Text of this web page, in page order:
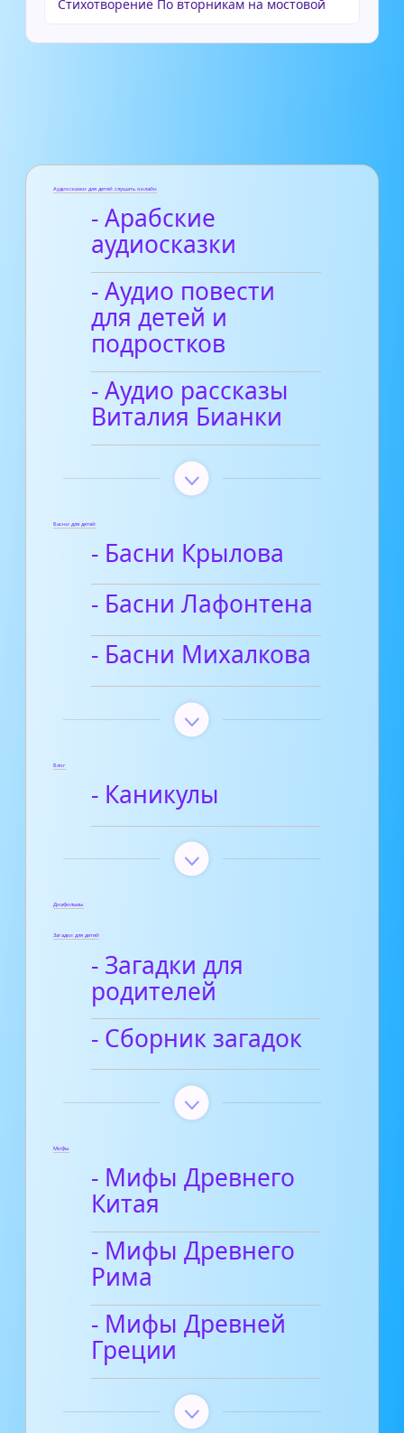
Стихотворение По вторникам на мостовой
Аудиосказки для детей слушать онлайн
- Арабские
аудиосказки
- Аудио повести
для детей и
подростков
- Аудио рассказы
Виталия Бианки
Басни для детей
- Басни Крылова
- Басни Лафонтена
- Басни Михалкова
Блог
- Каникулы
Диафильмы
Загадки для детей
- Загадки для
родителей
- Сборник загадок
Мифы
- Мифы Древнего
Китая
- Мифы Древнего
Рима
- Мифы Древней
Греции